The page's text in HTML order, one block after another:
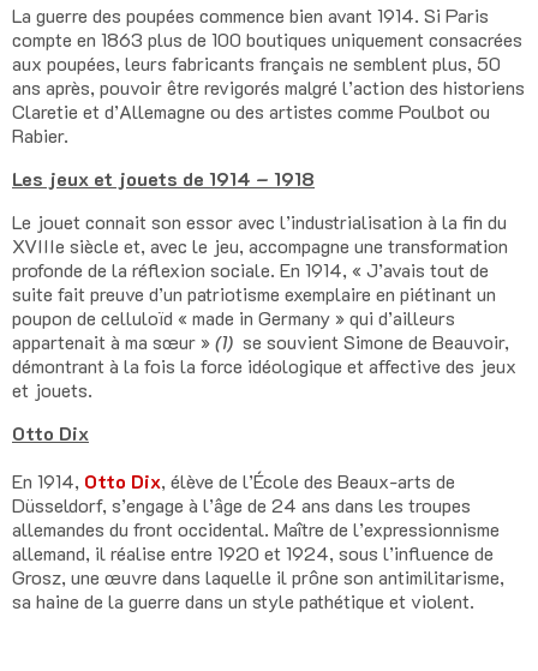
La guerre des poupées commence bien avant 1914. Si Paris
compte en 1863 plus de 100 boutiques uniquement consacrées
aux poupées, leurs fabricants français ne semblent plus, 50
ans après, pouvoir être revigorés malgré l’action des historiens
Claretie et d’Allemagne ou des artistes comme Poulbot ou
Rabier.
Les jeux et jouets de 1914 – 1918
Le jouet connait son essor avec l’industrialisation à la fin du
XVIIIe siècle et, avec le jeu, accompagne une transformation
profonde de la réflexion sociale. En 1914, « J’avais tout de
suite fait preuve d’un patriotisme exemplaire en piétinant un
poupon de celluloïd « made in Germany » qui d’ailleurs
appartenait à ma sœur »(1) se souvient Simone de Beauvoir,
démontrant à la fois la force idéologique et affective des jeux
et jouets.
Otto Dix
En 1914, Otto Dix, élève de l’École des Beaux-arts de
Düsseldorf, s’engage à l’âge de 24 ans dans les troupes
allemandes du front occidental. Maître de l’expressionnisme
allemand, il réalise entre 1920 et 1924, sous l’influence de
Grosz, une œuvre dans laquelle il prône son antimilitarisme,
sa haine de la guerre dans un style pathétique et violent.